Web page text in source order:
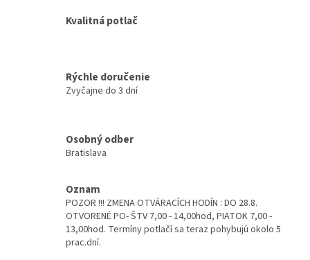
Kvalitná potlač
Rýchle doručenie
Zvyčajne do 3 dní
Osobný odber
Bratislava
Oznam
POZOR !!! ZMENA OTVÁRACÍCH HODÍN : DO 28.8.
OTVORENÉ PO- ŠTV 7,00 - 14,00hod, PIATOK 7,00 -
13,00hod. Termíny potlačí sa teraz pohybujú okolo 5
prac.dní.